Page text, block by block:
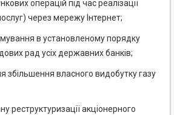
операцій під час реалізації
через мережу Інтернет;
в установленому порядку
рад усіх державних банків;
збільшення власного видобутку газу
реструктуризації акціонерного